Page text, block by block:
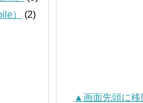
▲画面先頭に移
）
(2)